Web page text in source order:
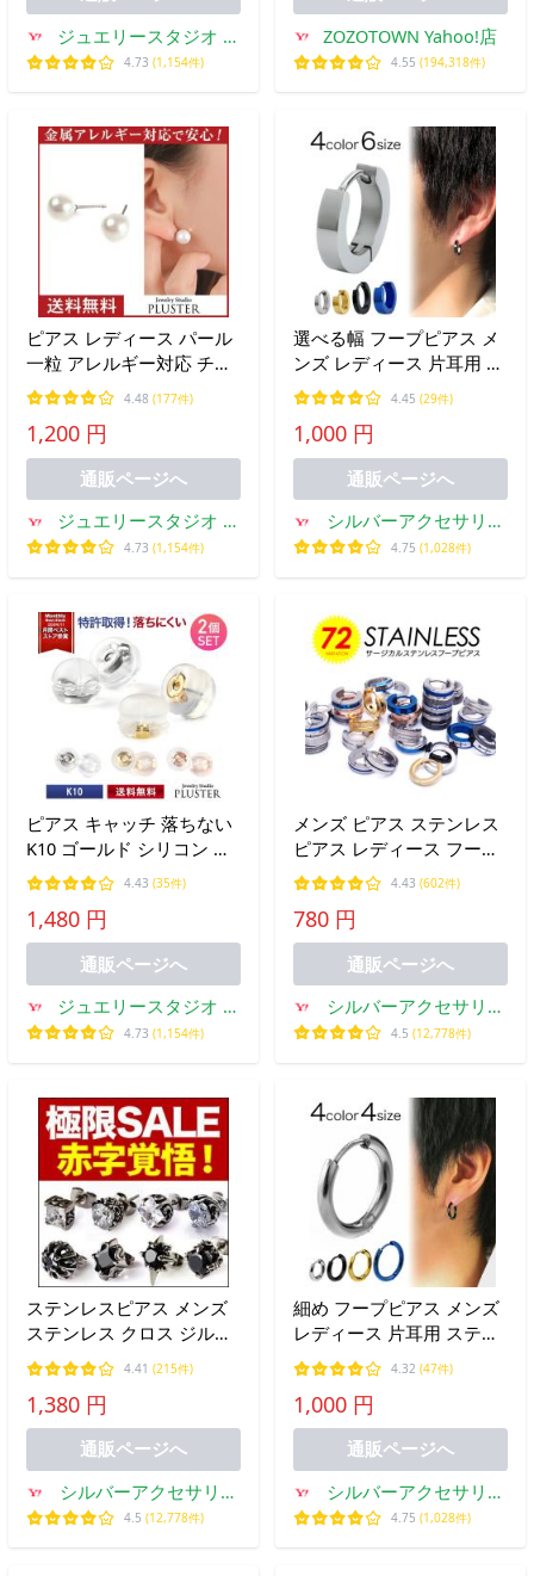
ジュエリースタジオ プ
ラスター
4.73 (1,154件)
ZOZOTOWN Yahoo!店
4.55 (194,318件)
ピアス レディース パール
一粒 アレルギー対応 チタ
ン 大粒 6mm 8mm 10mm
ポイント消化 ギフト 女性
爆買
4.48 (177件)
1,200 円
通販ページへ
ジュエリースタジオ プ
ラスター
4.73 (1,154件)
選べる幅 フープピアス メ
ンズ レディース 片耳用 ス
テンレス316L 10mm
14mm 2mm 3mm 4mm
シルバー ブラック ゴール
ド ブルー サイズ選択 リン
グピアス 6サイズ
4.45 (29件)
1,000 円
通販ページへ
シルバーアクセサリー
Binich
4.75 (1,028件)
ピアス キャッチ 落ちない
K10 ゴールド シリコン ダ
ブルロック ピアスキャッ
チ 10k アレルギー対応 誕
生日 プレゼント 女性 爆買
4.43 (35件)
1,480 円
通販ページへ
ジュエリースタジオ プ
ラスター
4.73 (1,154件)
メンズ ピアス ステンレス
ピアス レディース フープ
クロス spi0061 バラ売り
(片耳分売り）
4.43 (602件)
780 円
通販ページへ
シルバーアクセサリー
2PIECES
4.5 (12,778件)
ステンレスピアス メンズ
ステンレス クロス ジルコ
ニア spi0053 片耳売り（ば
ら売り）
4.41 (215件)
1,380 円
通販ページへ
シルバーアクセサリー
2PIECES
4.5 (12,778件)
細め フープピアス メンズ
レディース 片耳用 ステン
レス 13mm 15mm 17mm
21mm シルバー ブラック
ゴールド ブルー サイズ選
択 2.5mm幅 リングピアス
男女兼用
4.32 (47件)
1,000 円
通販ページへ
シルバーアクセサリー
Binich
4.75 (1,028件)